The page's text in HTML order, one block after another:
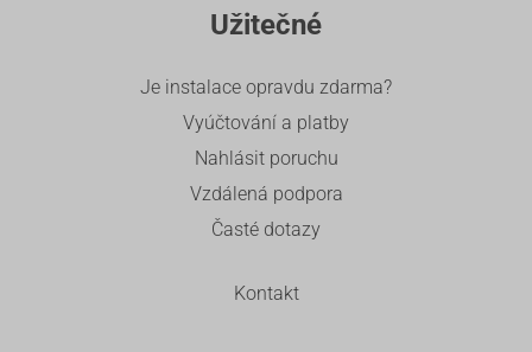
Užitečné
Je instalace opravdu zdarma?
Vyúčtování a platby
Nahlásit poruchu
Vzdálená podpora
Časté dotazy
Kontakt